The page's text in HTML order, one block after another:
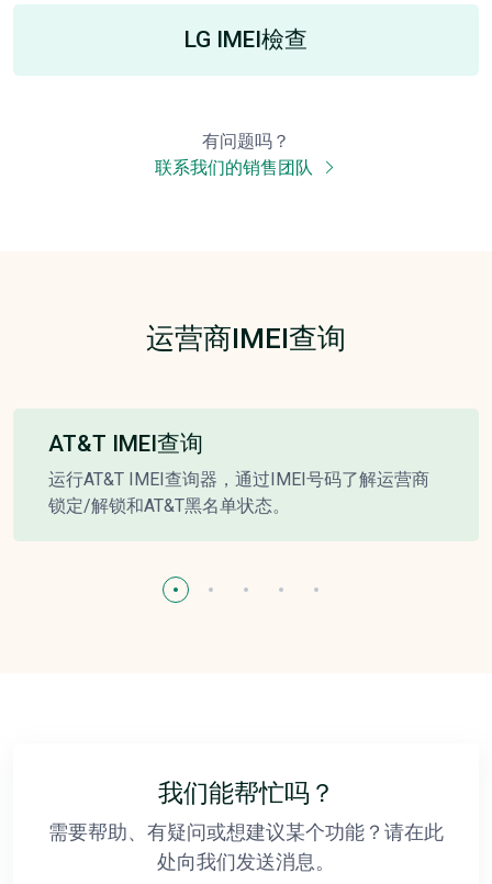
LG IMEI檢查
有问题吗？
联系我们的销售团队
运营商IMEI查询
AT&T IMEI查询
运行AT&T IMEI查询器，通过IMEI号码了解运营商
锁定/解锁和AT&T黑名单状态。
我们能帮忙吗？
需要帮助、有疑问或想建议某个功能？请在此
处向我们发送消息。